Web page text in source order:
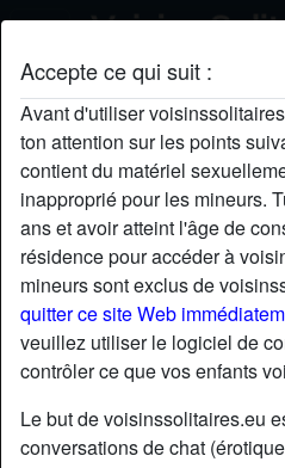
Accepte ce qui suit :
Avant d'utiliser
ton attention sur les points
contient du matériel
inapproprié pour les mineurs.
ans et avoir atteint l'âge de
résidence pour accéder à
mineurs sont exclus de
quitter ce site Web
veuillez utiliser le logiciel de
contrôler ce que vos enfants
Le but de voisinssolitaires.eu
conversations de chat
tristan's profil